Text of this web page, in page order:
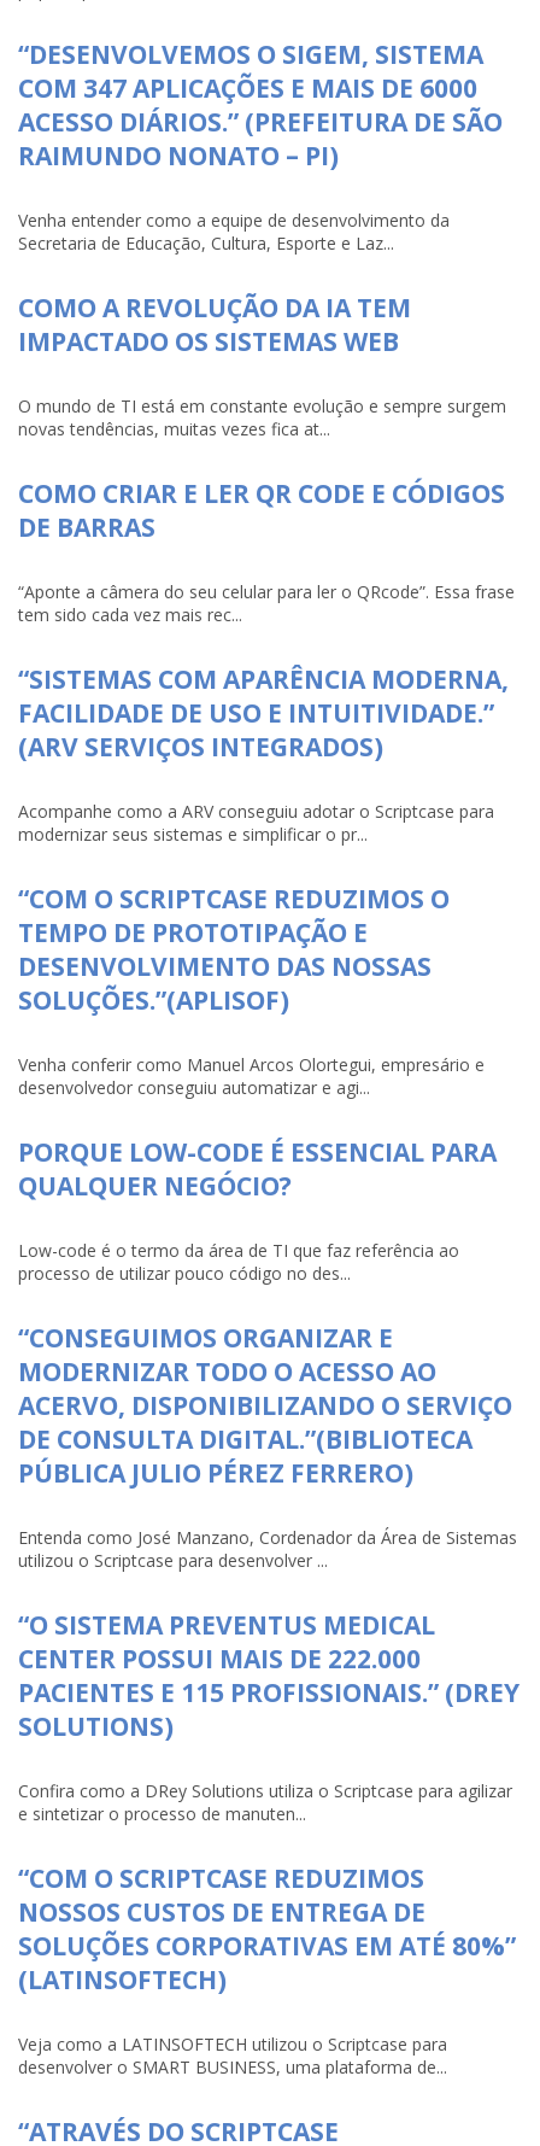
“DESENVOLVEMOS O SIGEM, SISTEMA
COM 347 APLICAÇÕES E MAIS DE 6000
ACESSO DIÁRIOS.” (PREFEITURA DE SÃO
RAIMUNDO NONATO – PI)
Venha entender como a equipe de desenvolvimento da
Secretaria de Educação, Cultura, Esporte e Laz...
COMO A REVOLUÇÃO DA IA TEM
IMPACTADO OS SISTEMAS WEB
O mundo de TI está em constante evolução e sempre surgem
novas tendências, muitas vezes fica at...
COMO CRIAR E LER QR CODE E CÓDIGOS
DE BARRAS
“Aponte a câmera do seu celular para ler o QRcode”. Essa frase
tem sido cada vez mais rec...
“SISTEMAS COM APARÊNCIA MODERNA,
FACILIDADE DE USO E INTUITIVIDADE.”
(ARV SERVIÇOS INTEGRADOS)
Acompanhe como a ARV conseguiu adotar o Scriptcase para
modernizar seus sistemas e simplificar o pr...
“COM O SCRIPTCASE REDUZIMOS O
TEMPO DE PROTOTIPAÇÃO E
DESENVOLVIMENTO DAS NOSSAS
SOLUÇÕES.”(APLISOF)
Venha conferir como Manuel Arcos Olortegui, empresário e
desenvolvedor conseguiu automatizar e agi...
PORQUE LOW-CODE É ESSENCIAL PARA
QUALQUER NEGÓCIO?
Low-code é o termo da área de TI que faz referência ao
processo de utilizar pouco código no des...
“CONSEGUIMOS ORGANIZAR E
MODERNIZAR TODO O ACESSO AO
ACERVO, DISPONIBILIZANDO O SERVIÇO
DE CONSULTA DIGITAL.”(BIBLIOTECA
PÚBLICA JULIO PÉREZ FERRERO)
Entenda como José Manzano, Cordenador da Área de Sistemas
utilizou o Scriptcase para desenvolver ...
“O SISTEMA PREVENTUS MEDICAL
CENTER POSSUI MAIS DE 222.000
PACIENTES E 115 PROFISSIONAIS.” (DREY
SOLUTIONS)
Confira como a DRey Solutions utiliza o Scriptcase para agilizar
e sintetizar o processo de manuten...
“COM O SCRIPTCASE REDUZIMOS
NOSSOS CUSTOS DE ENTREGA DE
SOLUÇÕES CORPORATIVAS EM ATÉ 80%”
(LATINSOFTECH)
Veja como a LATINSOFTECH utilizou o Scriptcase para
desenvolver o SMART BUSINESS, uma plataforma de...
“ATRAVÉS DO SCRIPTCASE